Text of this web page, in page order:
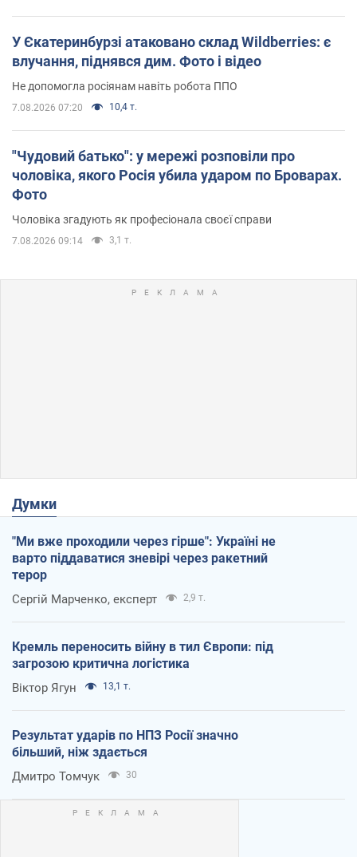
У Єкатеринбурзі атаковано склад Wildberries: є
влучання, піднявся дим. Фото і відео
Не допомогла росіянам навіть робота ППО
7.08.2026 07:20 10,4 т.
"Чудовий батько": у мережі розповіли про
чоловіка, якого Росія убила ударом по Броварах.
Фото
Чоловіка згадують як професіонала своєї справи
7.08.2026 09:14 3,1 т.
Думки
"Ми вже проходили через гірше": Україні не
варто піддаватися зневірі через ракетний
терор
Сергій Марченко, експерт 2,9 т.
Кремль переносить війну в тил Європи: під
загрозою критична логістика
Віктор Ягун 13,1 т.
Результат ударів по НПЗ Росії значно
більший, ніж здається
Дмитро Томчук 30